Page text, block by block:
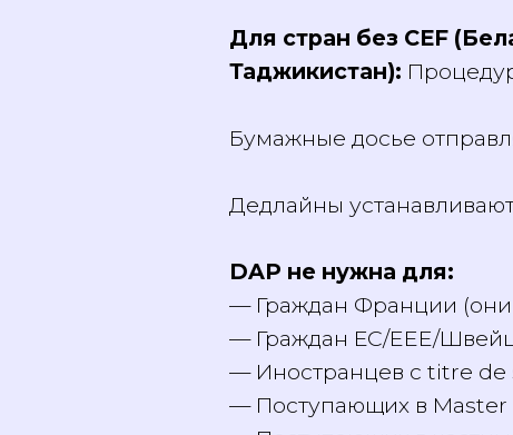
Дедлайн: до 15
Таджикистан):
Бумажные досье
Дедлайны
DAP не нужна для:
— Граждан Франции
— Граждан ЕС/EEE/